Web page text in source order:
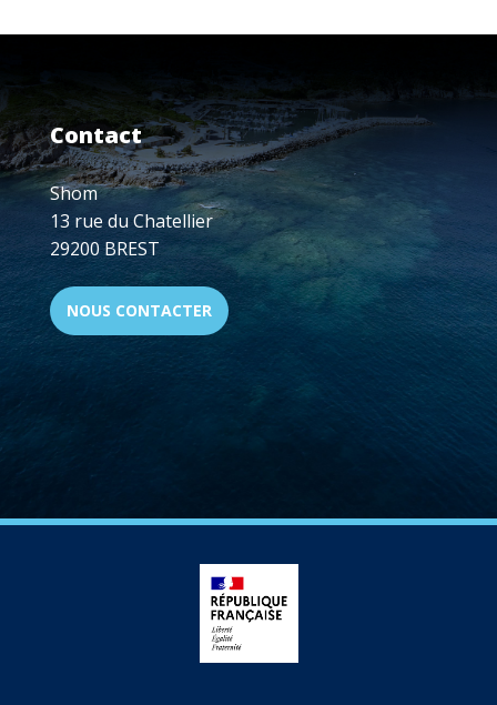
Contact
Shom
13 rue du Chatellier
29200 BREST
NOUS CONTACTER